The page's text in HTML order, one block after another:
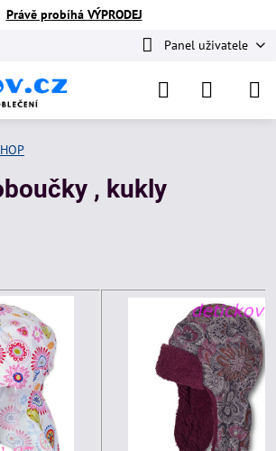
Právě probíhá VÝPRODEJ
Panel uživatele
, kukly